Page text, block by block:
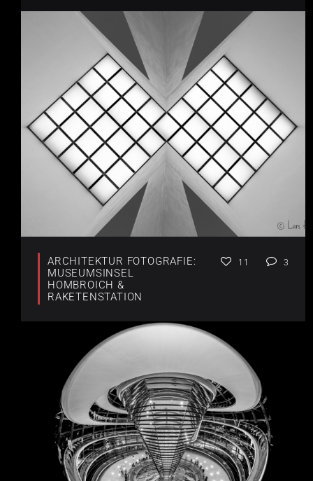
ARCHITEKTUR FOTOGRAFIE:
MUSEUMSINSEL
HOMBROICH &
RAKETENSTATION
11 3